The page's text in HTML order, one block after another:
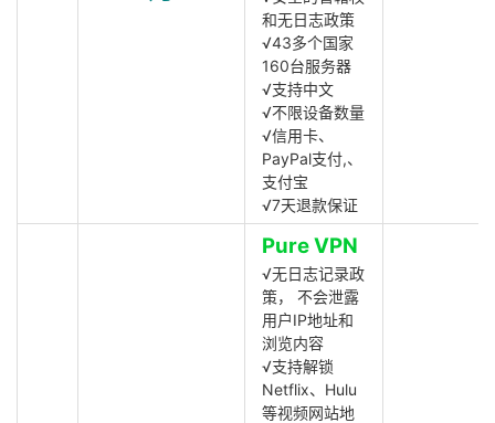
和无日志政策
√43多个国家
160台服务器
√支持中文
√不限设备数量
√信用卡、
PayPal支付,、
支付宝
√7天退款保证
Pure VPN
√无日志记录政
策， 不会泄露
用户IP地址和
浏览内容
√支持解锁
Netflix、Hulu
等视频网站地